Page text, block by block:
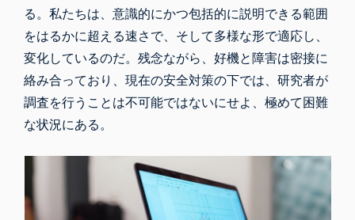
る。私たちは、意識的にかつ包括的に説明できる範囲
をはるかに超える速さで、そして多様な形で適応し、
変化しているのだ。残念ながら、好機と障害は密接に
絡み合っており、現在の安全対策の下では、研究者が
調査を行うことは不可能ではないにせよ、極めて困難
な状況にある。